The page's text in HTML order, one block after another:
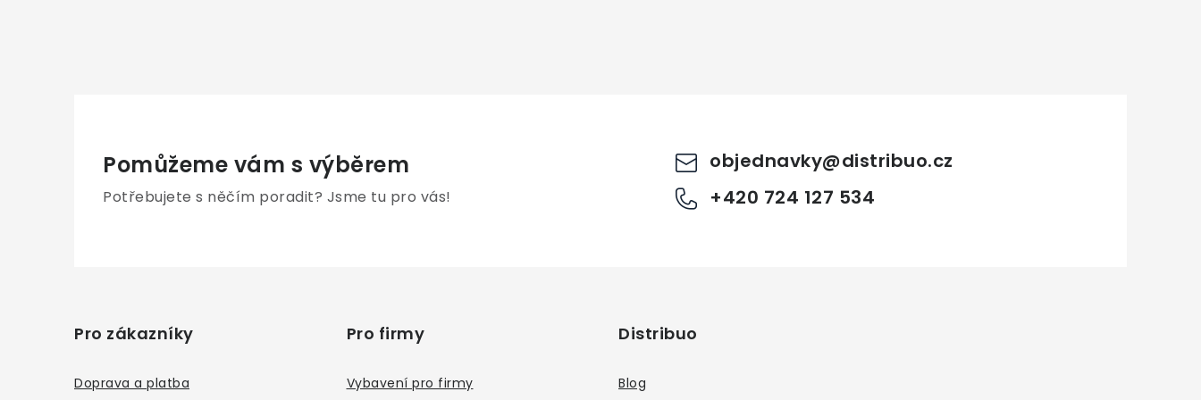
Pomůžeme vám s výběrem
Potřebujete s něčím poradit? Jsme tu pro vás!
objednavky@distribuo.cz
+420 724 127 534
Pro zákazníky
Doprava a platba
Pro firmy
Vybavení pro firmy
Distribuo
Blog